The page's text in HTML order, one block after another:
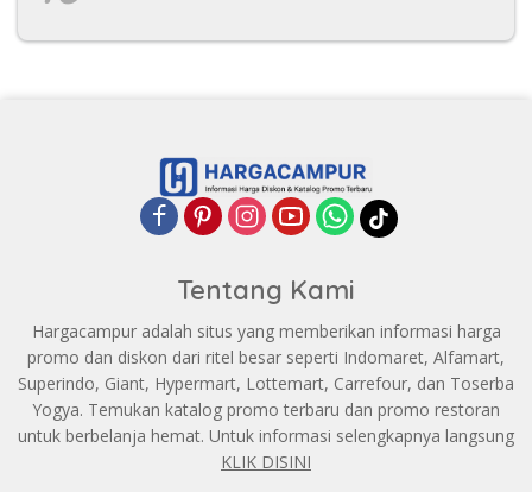
Tentang Kami
Hargacampur adalah situs yang memberikan informasi harga
promo dan diskon dari ritel besar seperti Indomaret, Alfamart,
Superindo, Giant, Hypermart, Lottemart, Carrefour, dan Toserba
Yogya. Temukan katalog promo terbaru dan promo restoran
untuk berbelanja hemat. Untuk informasi selengkapnya langsung
KLIK DISINI